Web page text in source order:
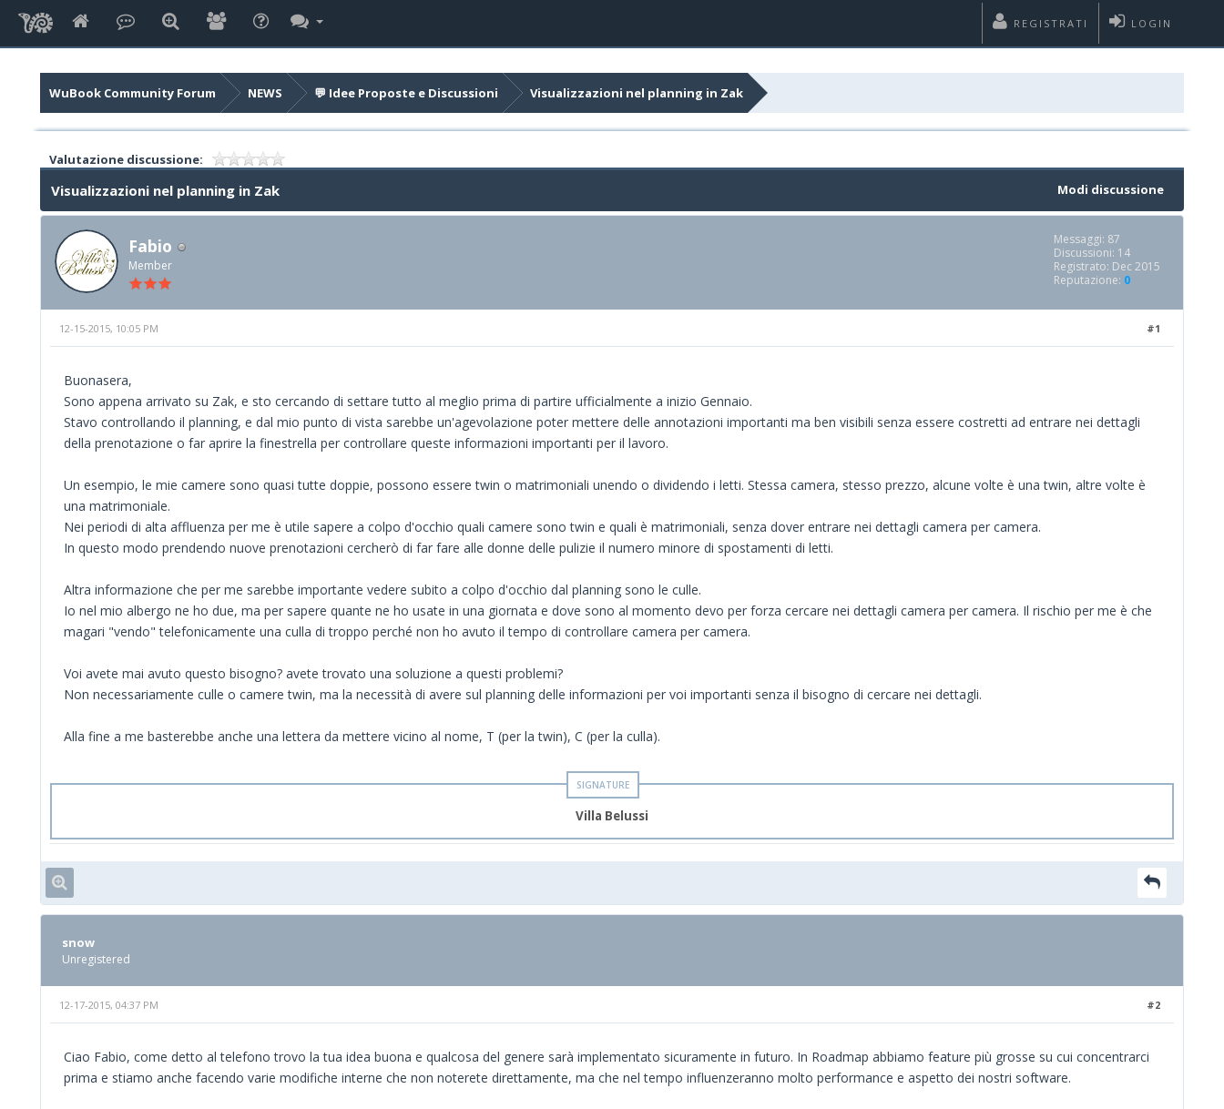
LOGIN
REGISTRATI
WuBook Community Forum NEWS 💬 Idee Proposte e Discussioni Visualizzazioni nel planning in Zak
Valutazione discussione:
Modi discussione
Visualizzazioni nel planning in Zak
Fabio
Member
Messaggi: 87
Discussioni: 14
Registrato: Dec 2015
Reputazione: 0
#1
12-15-2015, 10:05 PM
Buonasera,
Sono appena arrivato su Zak, e sto cercando di settare tutto al meglio prima di partire ufficialmente a inizio Gennaio.
Stavo controllando il planning, e dal mio punto di vista sarebbe un'agevolazione poter mettere delle annotazioni importanti ma ben visibili senza essere costretti ad entrare nei dettagli
della prenotazione o far aprire la finestrella per controllare queste informazioni importanti per il lavoro.
Un esempio, le mie camere sono quasi tutte doppie, possono essere twin o matrimoniali unendo o dividendo i letti. Stessa camera, stesso prezzo, alcune volte è una twin, altre volte è
una matrimoniale.
Nei periodi di alta affluenza per me è utile sapere a colpo d'occhio quali camere sono twin e quali è matrimoniali, senza dover entrare nei dettagli camera per camera.
In questo modo prendendo nuove prenotazioni cercherò di far fare alle donne delle pulizie il numero minore di spostamenti di letti.
Altra informazione che per me sarebbe importante vedere subito a colpo d'occhio dal planning sono le culle.
Io nel mio albergo ne ho due, ma per sapere quante ne ho usate in una giornata e dove sono al momento devo per forza cercare nei dettagli camera per camera. Il rischio per me è che
magari "vendo" telefonicamente una culla di troppo perché non ho avuto il tempo di controllare camera per camera.
Voi avete mai avuto questo bisogno? avete trovato una soluzione a questi problemi?
Non necessariamente culle o camere twin, ma la necessità di avere sul planning delle informazioni per voi importanti senza il bisogno di cercare nei dettagli.
Alla fine a me basterebbe anche una lettera da mettere vicino al nome, T (per la twin), C (per la culla).
Villa Belussi
snow
Unregistered
#2
12-17-2015, 04:37 PM
Ciao Fabio, come detto al telefono trovo la tua idea buona e qualcosa del genere sarà implementato sicuramente in futuro. In Roadmap abbiamo feature più grosse su cui concentrarci
prima e stiamo anche facendo varie modifiche interne che non noterete direttamente, ma che nel tempo influenzeranno molto performance e aspetto dei nostri software.